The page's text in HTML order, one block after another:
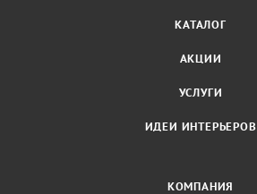
КАТАЛОГ
АКЦИИ
УСЛУГИ
ИДЕИ ИНТЕРЬЕРОВ
КОМПАНИЯ